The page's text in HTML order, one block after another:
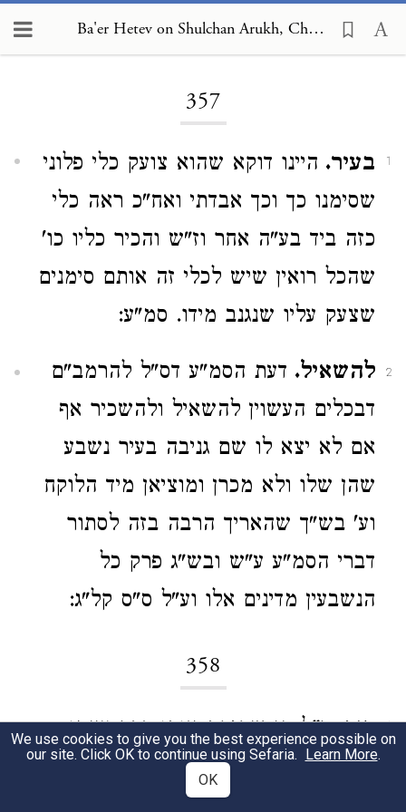
Ba'er Hetev on Shulchan Arukh, Choshen Mishpat 357
357
1 בעיר. היינו דוקא שהוא צועק כלי פלוני
שסימנו כך וכך אבדתי ואח"כ ראה כלי
כזה ביד בע"ה אחר וז"ש והכיר כליו כו'
שהכל רואין שיש לכלי זה אותם סימנים
שצעק עליו שנגנב מידו. סמ"ע:
2 להשאיל. דעת הסמ"ע דס"ל להרמב"ם
דבכלים העשוין להשאיל ולהשכיר אף
אם לא יצא לו שם גניבה בעיר נשבע
שהן שלו ולא מכרן ומוציאן מיד הלוקח
וע' בש"ך שהאריך הרבה בזה לסתור
דברי הסמ"ע ע"ש ובש"ג פרק כל
הנשבעין מדינים אלו וע"ל ס"ס קל"ג:
358
1 רוב.ר"ל הן שחזקת אותו דבר עצמו
הוא גנוב הן שאין חזקת דבר ההוא גנוב
We use cookies to give you the best experience possible on
our site. Click OK to continue using Sefaria. Learn More.
OK